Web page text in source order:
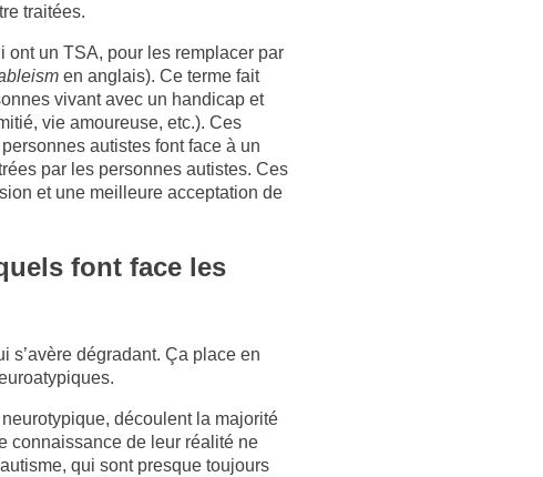
traitées.
ont un TSA, pour les remplacer par
en anglais). Ce terme fait
vivant avec un handicap et
vie amoureuse, etc.). Ces
autistes font face à un
par les personnes autistes. Ces
et une meilleure acceptation de
font face les
s’avère dégradant. Ça place en
découlent la majorité
connaissance de leur réalité ne
qui sont presque toujours